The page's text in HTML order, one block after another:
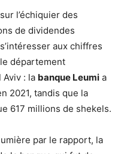
l’échiquier des
de dividendes
aux chiffres
département
Aviv : la banque Leumi a
2021, tandis que la
617 millions de shekels.
par le rapport, la